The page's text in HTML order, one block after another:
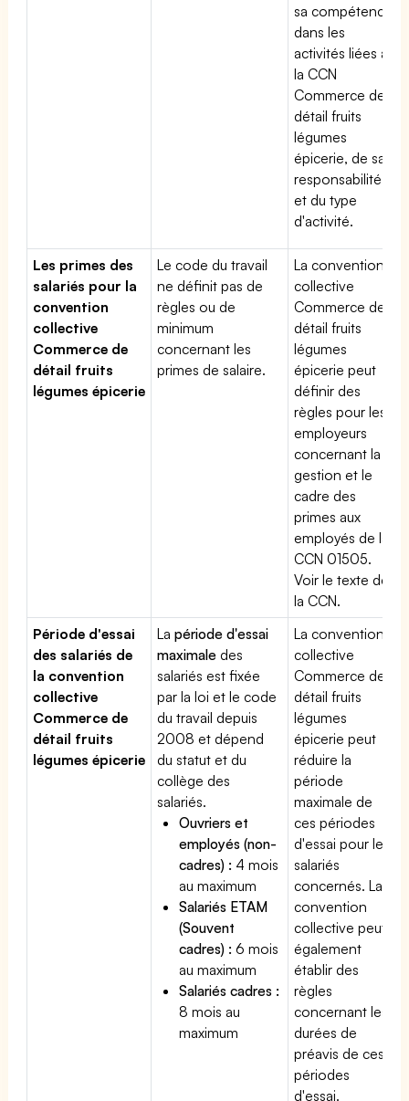
sa compétence
dans les
activités liées à
la CCN
Commerce de
détail fruits
légumes
épicerie, de sa
responsabilité
et du type
d'activité.
Les primes des
salariés pour la
convention
collective
Commerce de
détail fruits
légumes épicerie
Le code du travail
ne définit pas de
règles ou de
minimum
concernant les
primes de salaire.
La convention
collective
Commerce de
détail fruits
légumes
épicerie peut
définir des
règles pour les
employeurs
concernant la
gestion et le
cadre des
primes aux
employés de la
CCN 01505.
Voir le texte de
la CCN.
Période d'essai
des salariés de
la convention
collective
Commerce de
détail fruits
légumes épicerie
Lapériode d'essai
maximale des
salariés est fixée
par la loi et le code
du travail depuis
2008 et dépend
du statut et du
collège des
salariés.
Ouvriers et
employés (non-
cadres) : 4 mois
au maximum
Salariés ETAM
(Souvent
cadres) : 6 mois
au maximum
Salariés cadres :
8 mois au
maximum
La convention
collective
Commerce de
détail fruits
légumes
épicerie peut
réduire la
période
maximale de
ces périodes
d'essai pour les
salariés
concernés. La
convention
collective peut
également
établir des
règles
concernant les
durées de
préavis de ces
périodes
d'essai.